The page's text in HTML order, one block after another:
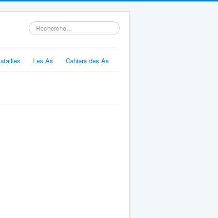
Rechercher
Les As Cahiers des As